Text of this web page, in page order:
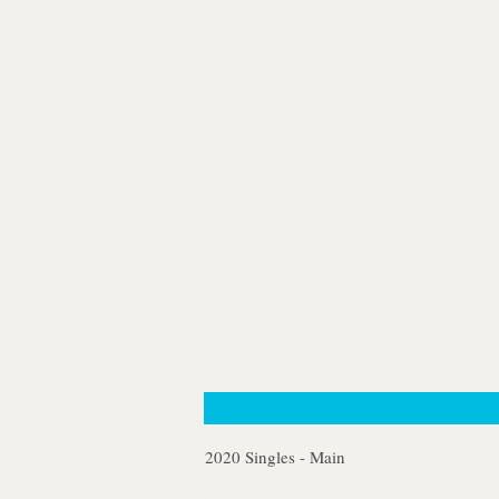
2020 Singles - Main